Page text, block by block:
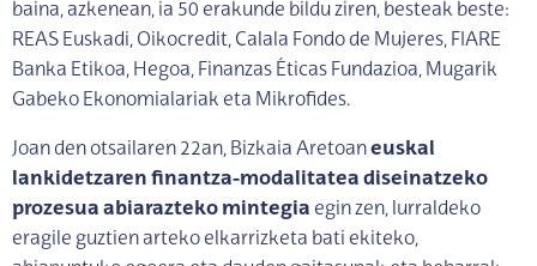
baina, azkenean, ia 50 erakunde bildu ziren, besteak beste:
REAS Euskadi, Oikocredit, Calala Fondo de Mujeres, FIARE
Banka Etikoa, Hegoa, Finanzas Éticas Fundazioa, Mugarik
Gabeko Ekonomialariak eta Mikrofides.
Joan den otsailaren 22an, Bizkaia Aretoaneuskal
lankidetzaren finantza-modalitatea diseinatzeko
prozesua abiarazteko mintegia egin zen, lurraldeko
eragile guztien arteko elkarrizketa bati ekiteko,